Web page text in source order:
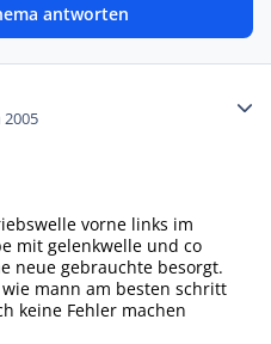
antworten
2005
vorne links im
mit gelenkwelle und co
neue gebrauchte besorgt.
mann am besten schritt
keine Fehler machen